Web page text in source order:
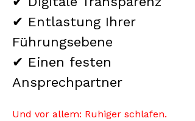
✔ Entlastung Ihrer
Führungsebene
✔ Einen festen
Ansprechpartner
Und vor allem: Ruhiger schlafen.